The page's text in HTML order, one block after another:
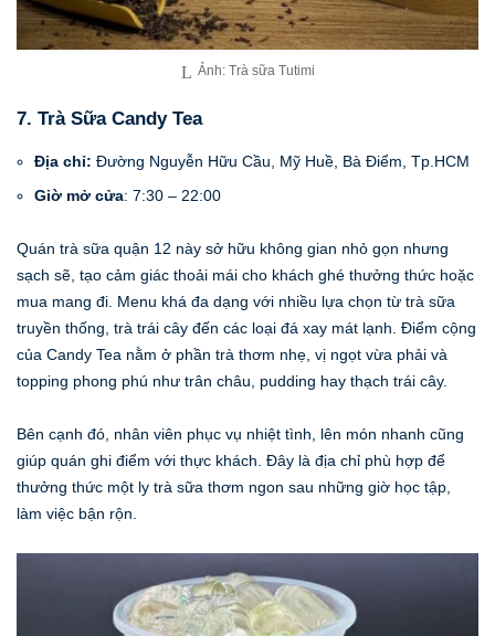
Ảnh: Trà sữa Tutimi
7. Trà Sữa Candy Tea
Địa chỉ: Đường Nguyễn Hữu Cầu, Mỹ Huề, Bà Điểm, Tp.HCM
Giờ mở cửa: 7:30 – 22:00
Quán trà sữa quận 12 này sở hữu không gian nhỏ gọn nhưng
sạch sẽ, tạo cảm giác thoải mái cho khách ghé thưởng thức hoặc
mua mang đi. Menu khá đa dạng với nhiều lựa chọn từ trà sữa
truyền thống, trà trái cây đến các loại đá xay mát lạnh. Điểm cộng
của Candy Tea nằm ở phần trà thơm nhẹ, vị ngọt vừa phải và
topping phong phú như trân châu, pudding hay thạch trái cây.
Bên cạnh đó, nhân viên phục vụ nhiệt tình, lên món nhanh cũng
giúp quán ghi điểm với thực khách. Đây là địa chỉ phù hợp để
thưởng thức một ly trà sữa thơm ngon sau những giờ học tập,
làm việc bận rộn.